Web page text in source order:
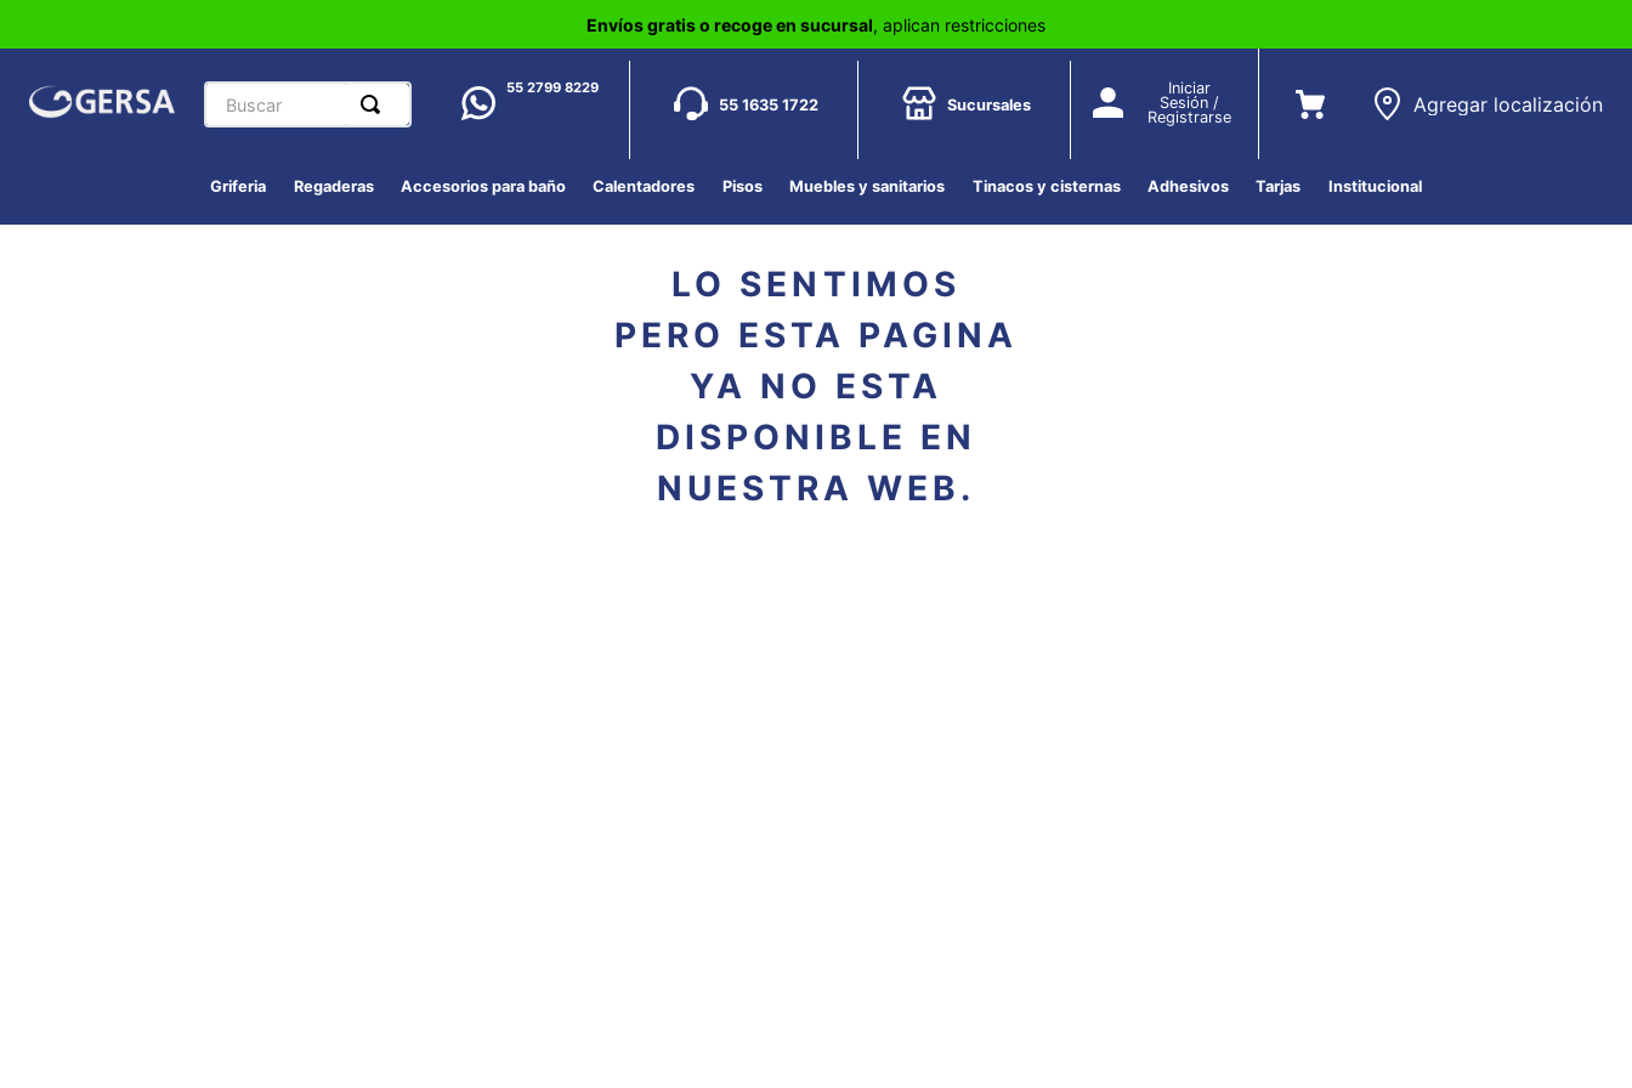
Envíos gratis o recoge en sucursal, aplican restricciones
Buscar 55 2799 8229
55 1635 1722 Sucursales
Iniciar
Sesión /
Registrarse
Agregar localización
Griferia Regaderas Accesorios para baño Calentadores Pisos Muebles y sanitarios Tinacos y cisternas Adhesivos Tarjas Institucional
LO SENTIMOS
PERO ESTA PAGINA
YA NO ESTA
DISPONIBLE EN
NUESTRA WEB.